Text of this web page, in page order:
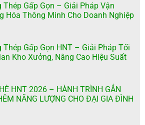
Thép Gấp Gọn – Giải Pháp Vận
Hóa Thông Minh Cho Doanh Nghiệp
Thép Gấp Gọn HNT – Giải Pháp Tối
Kho Xưởng, Nâng Cao Hiệu Suất
HNT 2026 – HÀNH TRÌNH GẮN
NĂNG LƯỢNG CHO ĐẠI GIA ĐÌNH